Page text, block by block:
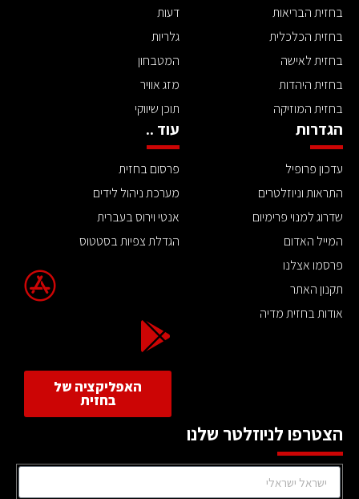
בחזית הבריאות
בחזית הכלכלית
בחזית לאישה
בחזית היהדות
בחזית המוזיקה
דעות
גלריות
המטבחון
מזג אוויר
תוכן שיווקי
הגדרות
עדכון פרופיל
התראות וניוזלטרים
שדרוג למנוי פרימיום
המייל האדום
פרסמו אצלנו
תקנון האתר
אודות בחזית מדיה
עוד ..
פרסום בחזית
מערכת ניהול לידים
אנטי וירוס בעברית
הגדלת צפיות בסטטוס
האפליקציה של
בחזית
הצטרפו לניוזלטר שלנו